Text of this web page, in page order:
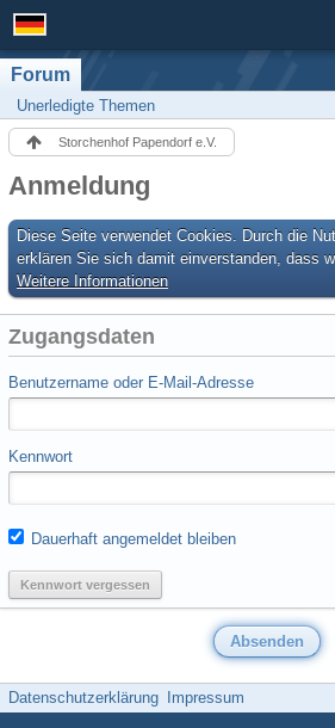
Forum
Unerledigte Themen
Storchenhof Papendorf e.V.
Anmeldung
Diese Seite verwendet Cookies. Durch die
erklären Sie sich damit einverstanden, dass
Weitere Informationen
Zugangsdaten
Benutzername oder E-Mail-Adresse
Kennwort
Dauerhaft angemeldet bleiben
Kennwort vergessen
Datenschutzerklärung Impressum